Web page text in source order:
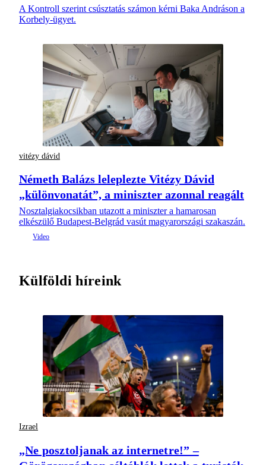
A Kontroll szerint csúsztatás számon kérni Baka Andráson a
Korbely-ügyet.
vitézy dávid
Németh Balázs leleplezte Vitézy Dávid
„különvonatát”, a miniszter azonnal reagált
Nosztalgiakocsikban utazott a miniszter a hamarosan
elkészülő Budapest-Belgrád vasút magyarországi szakaszán.
Külföldi híreink
Izrael
„Ne posztoljanak az internetre!” –